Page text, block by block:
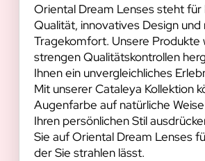
Oriental Dream Lenses steht für
Qualität, innovatives Design und
Tragekomfort. Unsere Produkte
strengen Qualitätskontrollen
Ihnen ein unvergleichliches
Mit unserer Cataleya Kollektion
Augenfarbe auf natürliche
Ihren persönlichen Stil
Sie auf Oriental Dream Lenses
der Sie strahlen lässt.